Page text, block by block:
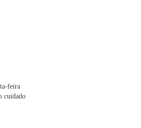
feira
cuidado